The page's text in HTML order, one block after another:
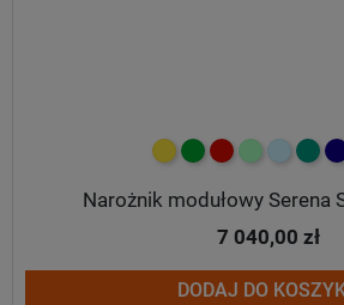
żółtyzielonyczerwony
miętowybłękitny
Narożnik modułowy Serena
7 040,00 zł
DODAJ DO